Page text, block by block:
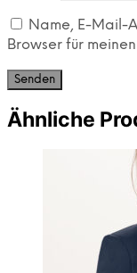
Name, E-Mail-
Browser für
Ähnliche